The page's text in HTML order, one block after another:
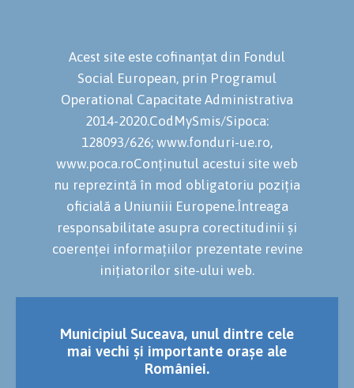
Acest site este cofinanțat din Fondul
Social European, prin Programul
Operational Capacitate Administrativa
2014-2020.CodMySmis/Sipoca:
128093/626; www.fonduri-ue.ro,
www.poca.roConținutul acestui site web
nu reprezintă în mod obligatoriu poziția
oficială a Uniuniii Europene.Întreaga
responsabilitate asupra corectitudinii și
coerenței informațiilor prezentate revine
inițiatorilor site-ului web.
Municipiul Suceava, unul dintre cele
mai vechi și importante orașe ale
României.